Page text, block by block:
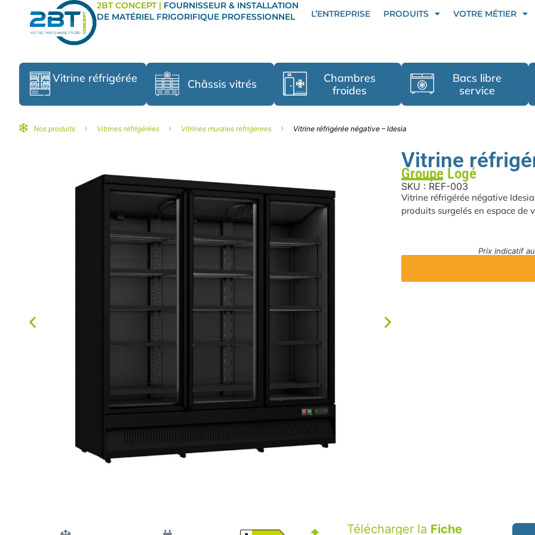
2BT CONCEPT | FOURNISSEUR & INSTALLATION
DE MATÉRIEL FRIGORIFIQUE PROFESSIONNEL
L’ENTREPRISE PRODUITS VOTRE MÉTIER
Vitrine réfrigérée Châssis vitrés
Chambres
froides
Bacs libre
service
Nos produits › Vitrines réfrigérées › Vitrines murales refrigerees › Vitrine réfrigérée négative – Idesia
Vitrine
Groupe Logé
SKU : REF-003
Vitrine réfrigérée négative
produits surgelés en espace de
Prix indicatif
Télécharger la Fiche